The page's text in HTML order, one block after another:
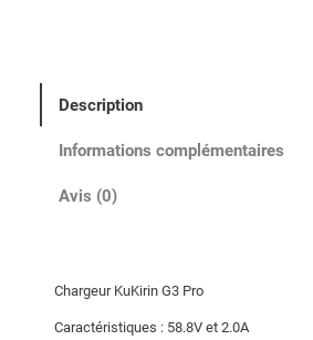
Description
Informations complémentaires
Avis (0)
Chargeur KuKirin G3 Pro
Caractéristiques : 58.8V et 2.0A